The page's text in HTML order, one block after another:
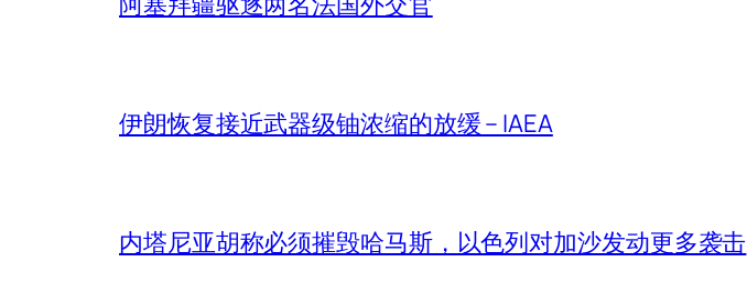
伊朗恢复接近武器级铀浓缩的放缓 – IAEA
内塔尼亚胡称必须摧毁哈马斯，以色列对加沙发动更多袭击